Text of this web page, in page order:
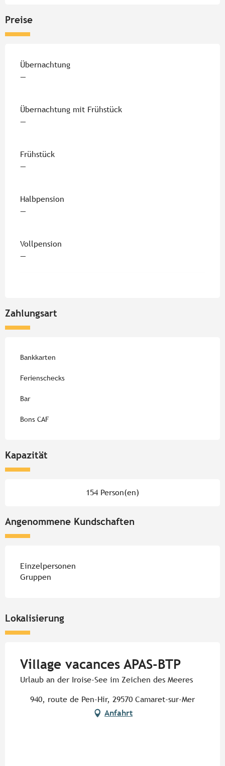
Preise
Übernachtung
—
Übernachtung mit Frühstück
—
Frühstück
—
Halbpension
—
Vollpension
—
Zahlungsart
Bankkarten
Ferienschecks
Bar
Bons CAF
Kapazität
154 Person(en)
Angenommene Kundschaften
Einzelpersonen
Gruppen
Lokalisierung
Village vacances APAS-BTP
Urlaub an der Iroise-See im Zeichen des Meeres
940, route de Pen-Hir, 29570 Camaret-sur-Mer
Anfahrt